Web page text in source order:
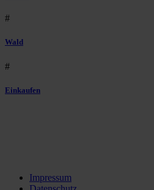
#
Wald
#
Einkaufen
Impressum